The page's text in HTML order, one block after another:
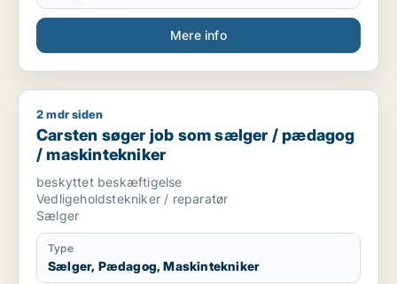
Mere info
Carsten søger job som sælger / pædagog / maskintekniker
2 mdr siden
Carsten søger job som sælger / pædagog
/ maskintekniker
beskyttet beskæftigelse
Vedligeholdstekniker / reparatør
Sælger
Type
Sælger, Pædagog, Maskintekniker